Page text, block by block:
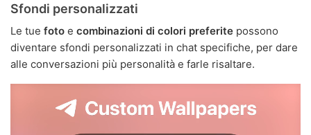
Sfondi personalizzati
Le tue foto e combinazioni di colori preferite possono
diventare sfondi personalizzati in chat specifiche, per dare
alle conversazioni più personalità e farle risaltare.